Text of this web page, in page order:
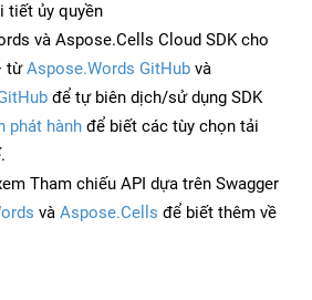
tiết ủy quyền
và Aspose.Cells Cloud SDK cho
từAspose.Words GitHub và
để tự biên dịch/sử dụng SDK
phát hành để biết các tùy chọn tải
Tham chiếu API dựa trên Swagger
và Aspose.Cells để biết thêm về